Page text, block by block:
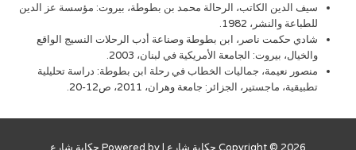
سيف الدين الكاتب، الرحالة محمد بن بطوطة، بيروت: مؤسسة عز الدين
للطباعة والنشر، 1982.
شادي حكمت ناصر، ابن بطوطة وصناعة أدب الرحلات النسيج الواقع
والخيال، بيروت: الجامعة الأمريكية في لبنان، 2003.
منصور نعيمة، جماليات الخطاب في رحلة ابن بطوطة: دراسة تحليلية
تطبيقية، ماجستير، الجزائر: جامعة وهران، 2011، ص12-20.